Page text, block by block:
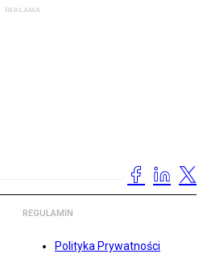
REGULAMIN
Polityka Prywatności